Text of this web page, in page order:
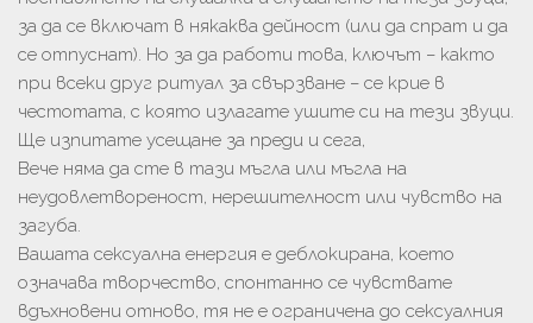
за да се включат в някаква дейност (или да спрат и да
се отпуснат). Но за да работи това, ключът – както
при всеки друг ритуал за свързване – се крие в
честотата, с която излагате ушите си на тези звуци.
Ще изпитате усещане за преди и сега,
Вече няма да сте в тази мъгла или мъгла на
неудовлетвореност, нерешителност или чувство на
загуба.
Вашата сексуална енергия е деблокирана, което
означава творчество, спонтанно се чувствате
вдъхновени отново, тя не е ограничена до сексуалния